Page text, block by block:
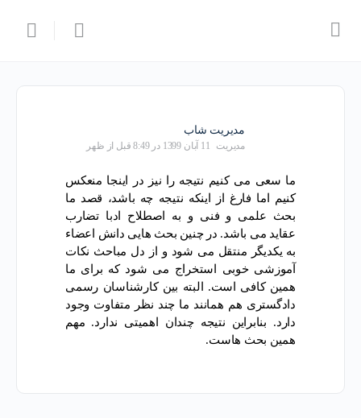
مدیریت شاب
مدیریت 11 آبان 1399 در 8:49 قبل از ظهر
ما سعی می کنیم نتیجه را نیز در اینجا منعکس
کنیم اما فارغ از اینکه نتیجه چه باشد، قصد ما
بحث علمی و فنی و به اصطلاح ادبا تضارب
عقاید می باشد. در چنین بحث هایی دانش اعضاء
به یکدیگر منتقل می شود و از دل مباحث نکات
آموزشی خوبی استخراج می شود که برای ما
همین کافی است. البته بین کارشناسان رسمی
دادگستری هم همانند ما چند نظر متفاوت وجود
دارد. بنابراین نتیجه چندان اهمیتی ندارد. مهم
همین بحث هاست.